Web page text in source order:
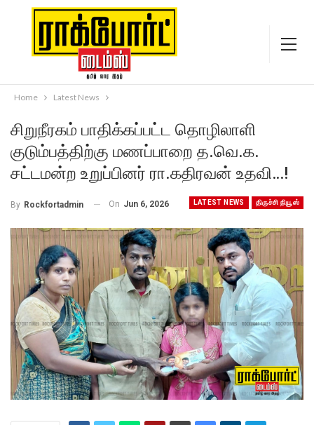
Home Latest News
சிறுநீரகம் பாதிக்கப்பட்ட தொழிலாளி
குடும்பத்திற்கு மணப்பாறை த.வெ.க.
சட்டமன்ற உறுப்பினர் ரா.கதிரவன் உதவி…!
LATEST NEWS திருச்சி நியூஸ்
By Rockfortadmin On Jun 6, 2026